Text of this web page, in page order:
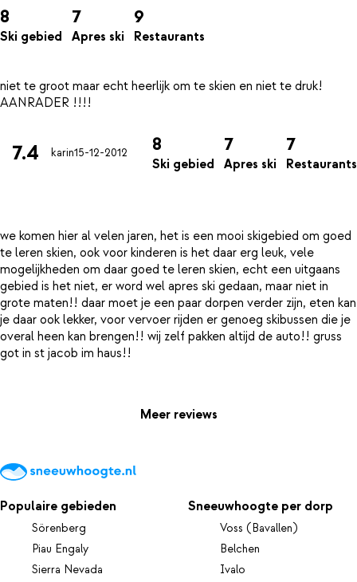
8
Ski gebied
7
Apres ski
9
Restaurants
niet te groot maar echt heerlijk om te skien en niet te druk!
7.4 karin15-12-2012 8
Ski gebied
7
Apres ski
7
Restaurants
we komen hier al velen jaren, het is een mooi skigebied om goed
te leren skien, ook voor kinderen is het daar erg leuk, vele
mogelijkheden om daar goed te leren skien, echt een uitgaans
gebied is het niet, er word wel apres ski gedaan, maar niet in
grote maten!! daar moet je een paar dorpen verder zijn, eten kan
je daar ook lekker, voor vervoer rijden er genoeg skibussen die je
overal heen kan brengen!! wij zelf pakken altijd de auto!! gruss
got in st jacob im haus!!
Meer reviews
Populaire gebieden
Sörenberg
Piau Engaly
Sierra Nevada
Sneeuwhoogte per dorp
Voss (Bavallen)
Belchen
Ivalo